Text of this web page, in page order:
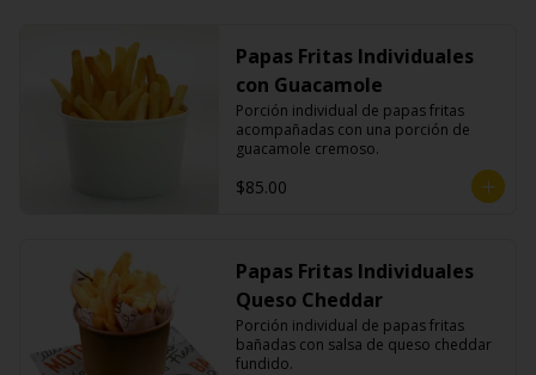
Papas Fritas Individuales
con Guacamole
Porción individual de papas fritas
acompañadas con una porción de
guacamole cremoso.
$85.00
Papas Fritas Individuales
Queso Cheddar
Porción individual de papas fritas
bañadas con salsa de queso cheddar
fundido.